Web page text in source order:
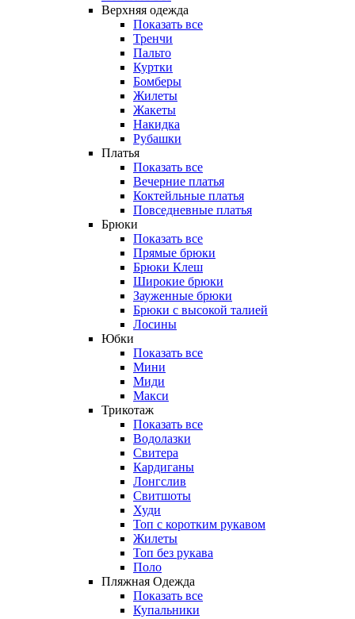
Верхняя одежда
Показать все
Тренчи
Пальто
Куртки
Бомберы
Жилеты
Жакеты
Накидка
Рубашки
Платья
Показать все
Вечерние платья
Коктейльные платья
Повседневные платья
Брюки
Показать все
Прямые брюки
Брюки Клеш
Широкие брюки
Зауженные брюки
Брюки с высокой талией
Лосины
Юбки
Показать все
Мини
Миди
Макси
Трикотаж
Показать все
Водолазки
Свитера
Кардиганы
Лонгслив
Свитшоты
Худи
Топ с коротким рукавом
Жилеты
Топ без рукава
Поло
Пляжная Одежда
Показать все
Купальники